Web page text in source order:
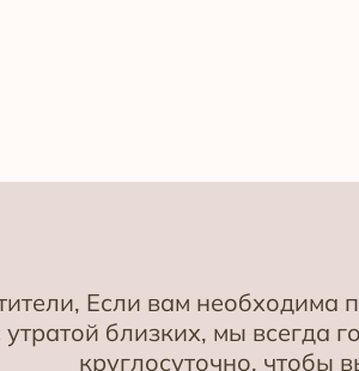
Если вам необходима
утратой близких, мы
круглосуточно, чтобы